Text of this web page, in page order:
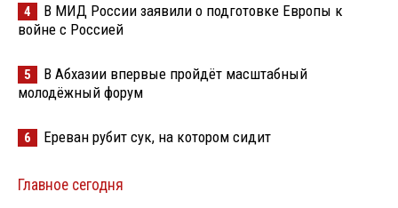
4
В МИД России заявили о подготовке Европы к
войне с Россией
5
В Абхазии впервые пройдёт масштабный
молодёжный форум
6 Ереван рубит сук, на котором сидит
Главное сегодня